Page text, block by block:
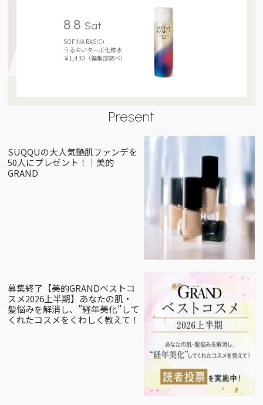
8.8 Sat
SOFINA BASIC+
うるおいターボ化粧水
￥1,430（編集部調べ）
Present
SUQQUの大人気艶肌ファンデを
50人にプレゼント！｜美的
GRAND
募集終了【美的GRANDベストコ
スメ2026上半期】あなたの肌・
髪悩みを解消し、”経年美化”して
くれたコスメをくわしく教えて！